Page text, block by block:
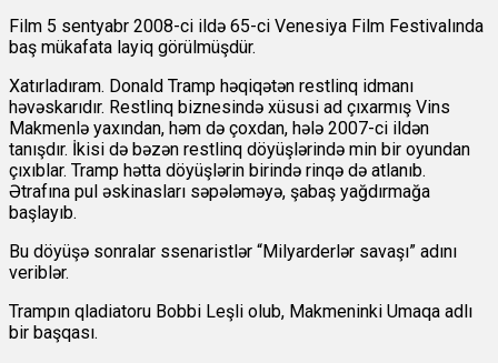
Film 5 sentyabr 2008-ci ildə 65-ci Venesiya Film Festivalında
baş mükafata layiq görülmüşdür.
Xatırladıram. Donald Tramp həqiqətən restlinq idmanı
həvəskarıdır. Restlinq biznesində xüsusi ad çıxarmış Vins
Makmenlə yaxından, həm də çoxdan, hələ 2007-ci ildən
tanışdır. İkisi də bəzən restlinq döyüşlərində min bir oyundan
çıxıblar. Tramp hətta döyüşlərin birində rinqə də atlanıb.
Ətrafına pul əskinasları səpələməyə, şabaş yağdırmağa
başlayıb.
Bu döyüşə sonralar ssenaristlər “Milyarderlər savaşı” adını
veriblər.
Trampın qladiatoru Bobbi Leşli olub, Makmeninki Umaqa adlı
bir başqası.